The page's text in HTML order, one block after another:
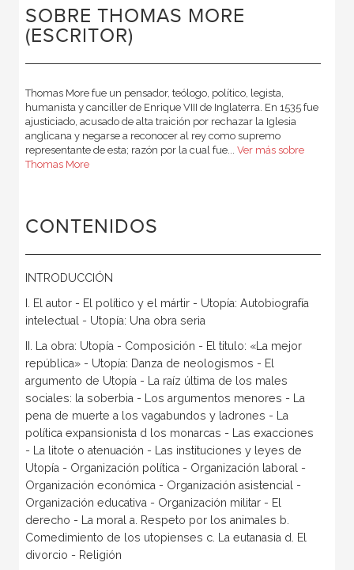
SOBRE THOMAS MORE
(ESCRITOR)
Thomas More fue un pensador, teólogo, político, legista,
humanista y canciller de Enrique VIII de Inglaterra. En 1535 fue
ajusticiado, acusado de alta traición por rechazar la Iglesia
anglicana y negarse a reconocer al rey como supremo
representante de esta; razón por la cual fue... Ver más sobre
Thomas More
CONTENIDOS
INTRODUCCIÓN
I. El autor - El político y el mártir - Utopía: Autobiografía
intelectual - Utopía: Una obra seria
II. La obra: Utopía - Composición - El titulo: «La mejor
república» - Utopía: Danza de neologismos - El
argumento de Utopía - La raíz última de los males
sociales: la soberbia - Los argumentos menores - La
pena de muerte a los vagabundos y ladrones - La
política expansionista d los monarcas - Las exacciones
- La litote o atenuación - Las instituciones y leyes de
Utopía - Organización política - Organización laboral -
Organización económica - Organización asistencial -
Organización educativa - Organización militar - El
derecho - La moral a. Respeto por los animales b.
Comedimiento de los utopienses c. La eutanasia d. El
divorcio - Religión